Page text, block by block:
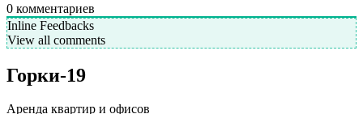
0 комментариев
Inline Feedbacks
View all comments
Горки-19
Аренда квартир и офисов